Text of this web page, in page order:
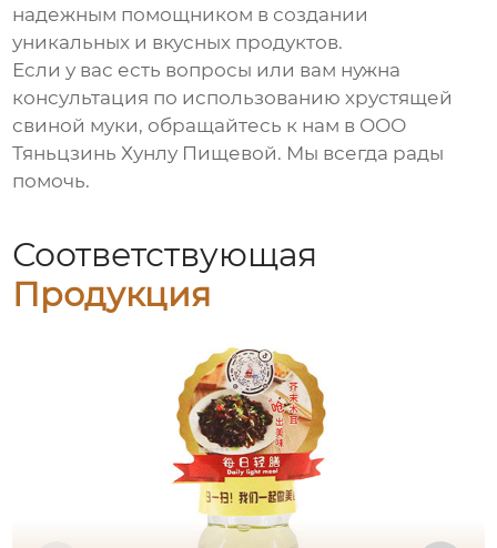
надежным помощником в создании
уникальных и вкусных продуктов.
Если у вас есть вопросы или вам нужна
консультация по использованиюхрустящей
свиной муки, обращайтесь к нам в ООО
Тяньцзинь Хунлу Пищевой. Мы всегда рады
помочь.
Соответствующая
Продукция